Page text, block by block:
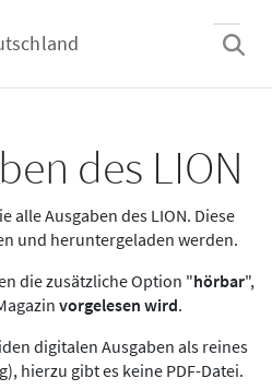
des LION
alle Ausgaben des LION. Diese
und heruntergeladen werden.
die zusätzliche Option "hörbar",
vorgelesen wird.
digitalen Ausgaben als reines
hierzu gibt es keine PDF-Datei.